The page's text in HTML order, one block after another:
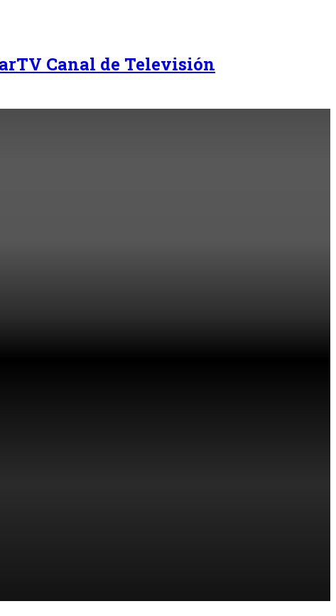
Canal de Televisión